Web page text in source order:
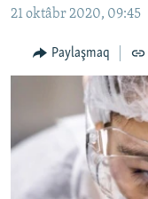
qaytmaq
qaytmaq
CEMİYET
MEDENİYET
İNSAN AQLARI
VİDEO
SÜRET
BLOGLAR
21 oktâbr 2020, 09:45
Paylaşmaq